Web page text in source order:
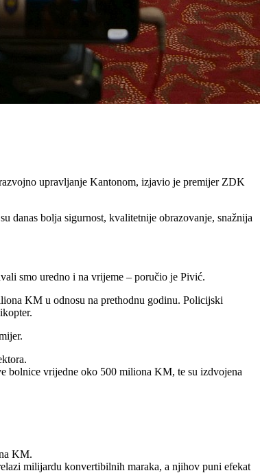
upravljanje Kantonom, izjavio je premijer ZDK
danas bolja sigurnost, kvalitetnije obrazovanje, snažnija
smo uredno i na vrijeme – poručio je Pivić.
KM u odnosu na prethodnu godinu. Policijski
bolnice vrijedne oko 500 miliona KM, te su izdvojena
KM.
milijardu konvertibilnih maraka, a njihov puni efekat